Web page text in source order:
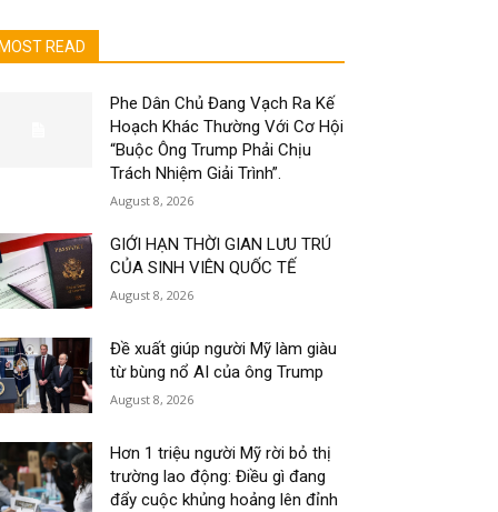
MOST READ
Phe Dân Chủ Đang Vạch Ra Kế
Hoạch Khác Thường Với Cơ Hội
“Buộc Ông Trump Phải Chịu
Trách Nhiệm Giải Trình”.
August 8, 2026
GIỚI HẠN THỜI GIAN LƯU TRÚ
CỦA SINH VIÊN QUỐC TẾ
August 8, 2026
Đề xuất giúp người Mỹ làm giàu
từ bùng nổ AI của ông Trump
August 8, 2026
Hơn 1 triệu người Mỹ rời bỏ thị
trường lao động: Điều gì đang
đẩy cuộc khủng hoảng lên đỉnh